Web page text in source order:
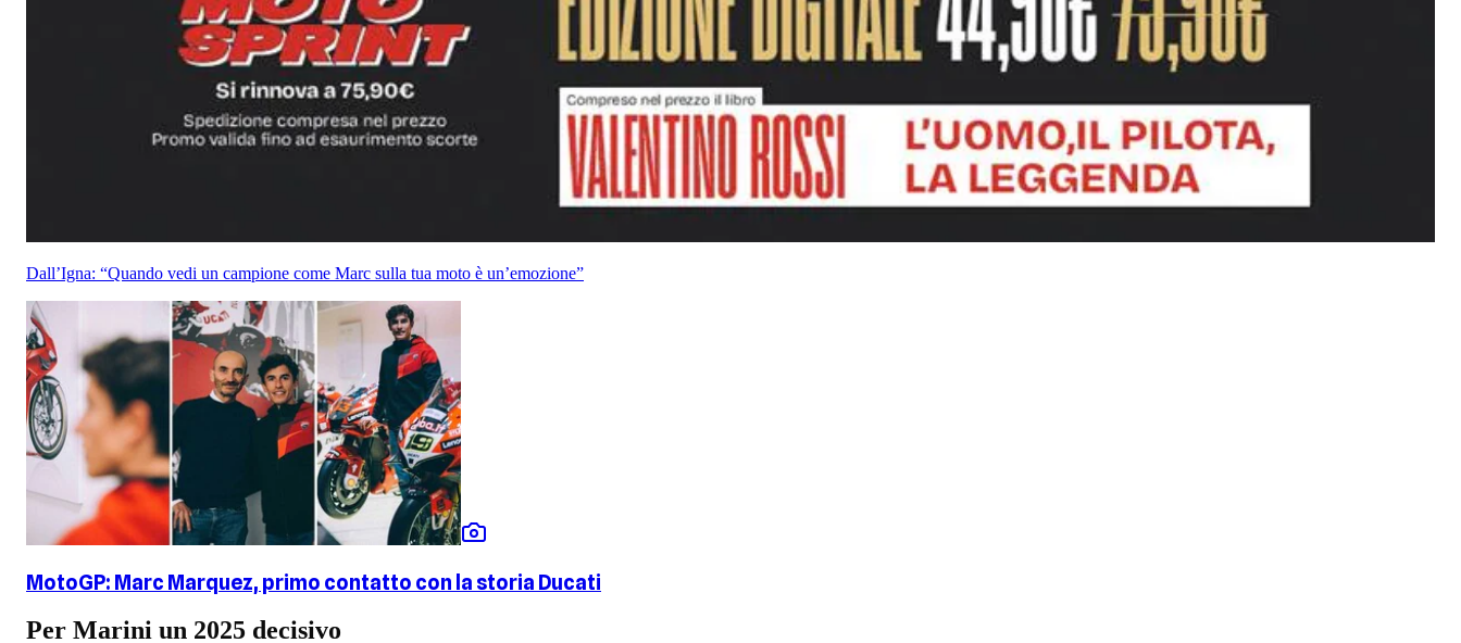
Dall’Igna: “Quando vedi un campione come Marc sulla tua moto è un’emozione”
MotoGP: Marc Marquez, primo contatto con la storia Ducati
Per Marini un 2025 decisivo